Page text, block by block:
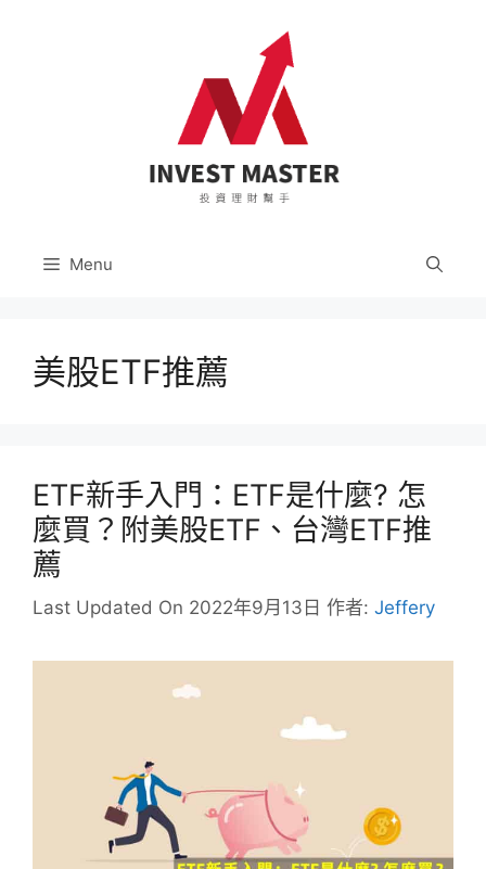
Menu
美股ETF推薦
ETF新手入門：ETF是什麼? 怎
麼買？附美股ETF、台灣ETF推
薦
Last Updated On 2022年9月13日 作者: Jeffery